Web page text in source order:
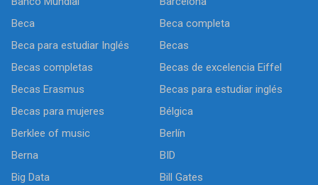
Beca
Beca completa
Beca para estudiar Inglés
Becas
Becas completas
Becas de excelencia Eiffel
Becas Erasmus
Becas para estudiar inglés
Becas para mujeres
Bélgica
Berklee of music
Berlín
Berna
BID
Big Data
Bill Gates